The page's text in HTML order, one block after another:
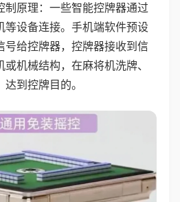
制原理：一些智能控牌器通过
等设备连接。手机端软件预设
号给控牌器，控牌器接收到信
机械结构，在麻将机洗牌、
到控牌目的。